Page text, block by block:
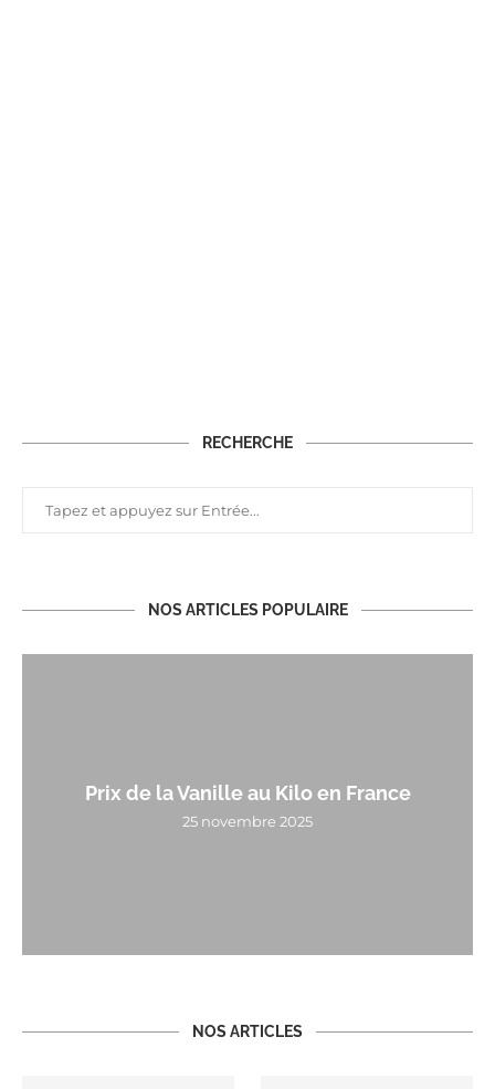
RECHERCHE
NOS ARTICLES POPULAIRE
Prix de la Vanille au Kilo en France
25 novembre 2025
NOS ARTICLES